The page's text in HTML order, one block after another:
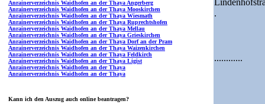
Anrainerverzeichnis Waidhofen an der Thaya Angerberg
Anrainerverzeichnis Waidhofen an der Thaya Mooskirchen
Anrainerverzeichnis Waidhofen an der Thaya Wiesmath
Anrainerverzeichnis Waidhofen an der Thaya Ruprechtshofen
Anrainerverzeichnis Waidhofen an der Thaya Mellau
Anrainerverzeichnis Waidhofen an der Thaya Grieskirchen
Anrainerverzeichnis Waidhofen an der Thaya Dorf an der Pram
Anrainerverzeichnis Waidhofen an der Thaya Waizenkirchen
Anrainerverzeichnis Waidhofen an der Thaya Feldkirch
Anrainerverzeichnis Waidhofen an der Thaya Ligist
Anrainerverzeichnis Waidhofen an der Thaya
Anrainerverzeichnis Waidhofen an der Thaya
Kann ich den Auszug auch online beantragen?
.
............